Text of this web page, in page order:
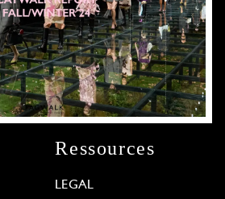
Ressources
LEGAL